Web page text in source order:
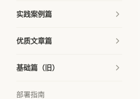
实践案例篇
优质文章篇
基础篇（旧）
部署指南